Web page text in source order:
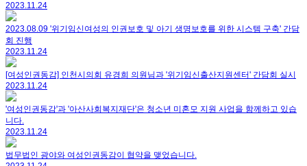
2023.11.24
2023.08.09 '위기임신여성의 인권보호 및 아기 생명보호를 위한 시스템 구축' 간담
회 진행
2023.11.24
[여성인권동감] 인천시의회 유경희 의원님과 '위기임신출산지원센터' 간담회 실시
2023.11.24
'여성인권동감'과 '아산사회복지재단'은 청소년 미혼모 지원 사업을 함께하고 있습
니다.
2023.11.24
법무법인 광야와 여성인권동감이 협약을 맺었습니다.